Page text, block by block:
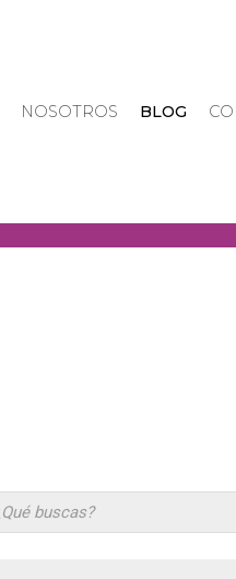
NOSOTROS BLOG